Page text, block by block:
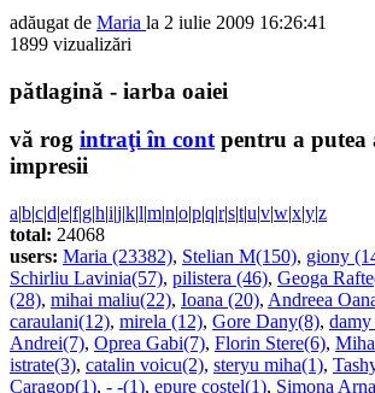
adăugat de Maria la 2 iulie 2009 16:26:41
1899 vizualizări
pătlagină - iarba oaiei
vă rog intraţi în contpentru a putea
impresii
a|b|c|d|e|f|g|h|i|j|k|l|m|n|o|p|q|r|s|t|u|v|w|x|y|z
total: 24068
users: Maria (23382), Stelian M(150), giony
Schirliu Lavinia(57), pilistera (46), Geoga
(28), mihai maliu(22), Ioana (20), Andreea
caraulani(12), mirela (12), Gore Dany(8),
Andrei(7), Oprea Gabi(7), Florin Stere(6),
istrate(3), catalin voicu(2), steryu miha(1),
Caragop(1), - -(1), epure costel(1), Simona